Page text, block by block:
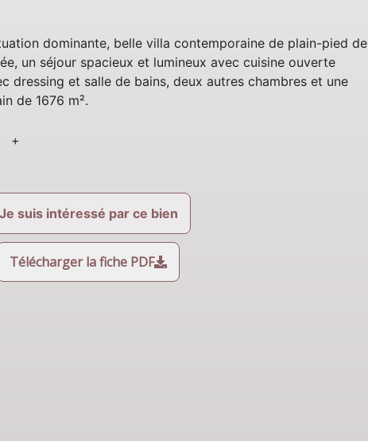
dominante, belle villa contemporaine de plain-pied de
un séjour spacieux et lumineux avec cuisine ouverte
dressing et salle de bains, deux autres chambres et une
de 1676 m².
+
Je suis intéressé par ce bien
Télécharger la fiche PDF